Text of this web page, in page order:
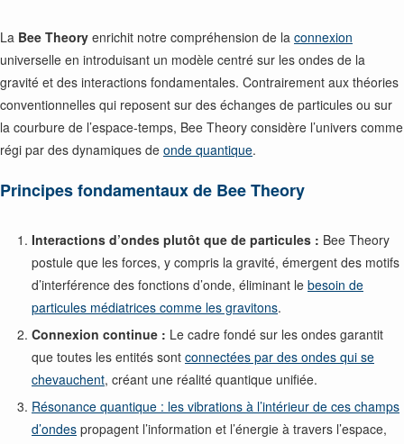
La Bee Theory enrichit notre compréhension de la connexion
universelle en introduisant un modèle centré sur les ondes de la
gravité et des interactions fondamentales. Contrairement aux théories
conventionnelles qui reposent sur des échanges de particules ou sur
la courbure de l’espace-temps, Bee Theory considère l’univers comme
régi par des dynamiques de onde quantique.
Principes fondamentaux de Bee Theory
Interactions d’ondes plutôt que de particules : Bee Theory
postule que les forces, y compris la gravité, émergent des motifs
d’interférence des fonctions d’onde, éliminant le besoin de
particules médiatrices comme les gravitons.
Connexion continue : Le cadre fondé sur les ondes garantit
que toutes les entités sont connectées par des ondes qui se
chevauchent, créant une réalité quantique unifiée.
Résonance quantique : les vibrations à l’intérieur de ces champs
d’ondes propagent l’information et l’énergie à travers l’espace,